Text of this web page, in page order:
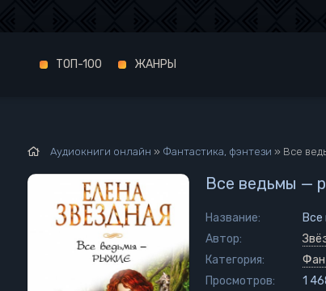
Аудиокниги онлайн » Фантастика, фэнтези » Все
Все ведьмы —
Название:
Автор:
Категория:
Просмотров:
1
ТОП-100 ЖАНРЫ